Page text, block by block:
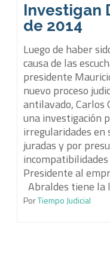
Investigan
de 2014
Luego de haber
causa de las
presidente
nuevo proceso
antilavado, Carlos
una investigación
irregularidades en
juradas y por
Presidente al
Abraldes tiene la
PorTiempo Judicial